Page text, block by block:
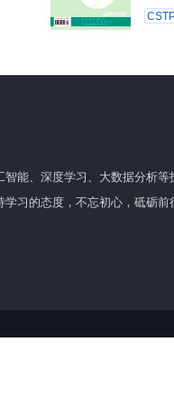
智能、深度学习、大数据分析
学习的态度，不忘初心，砥砺前